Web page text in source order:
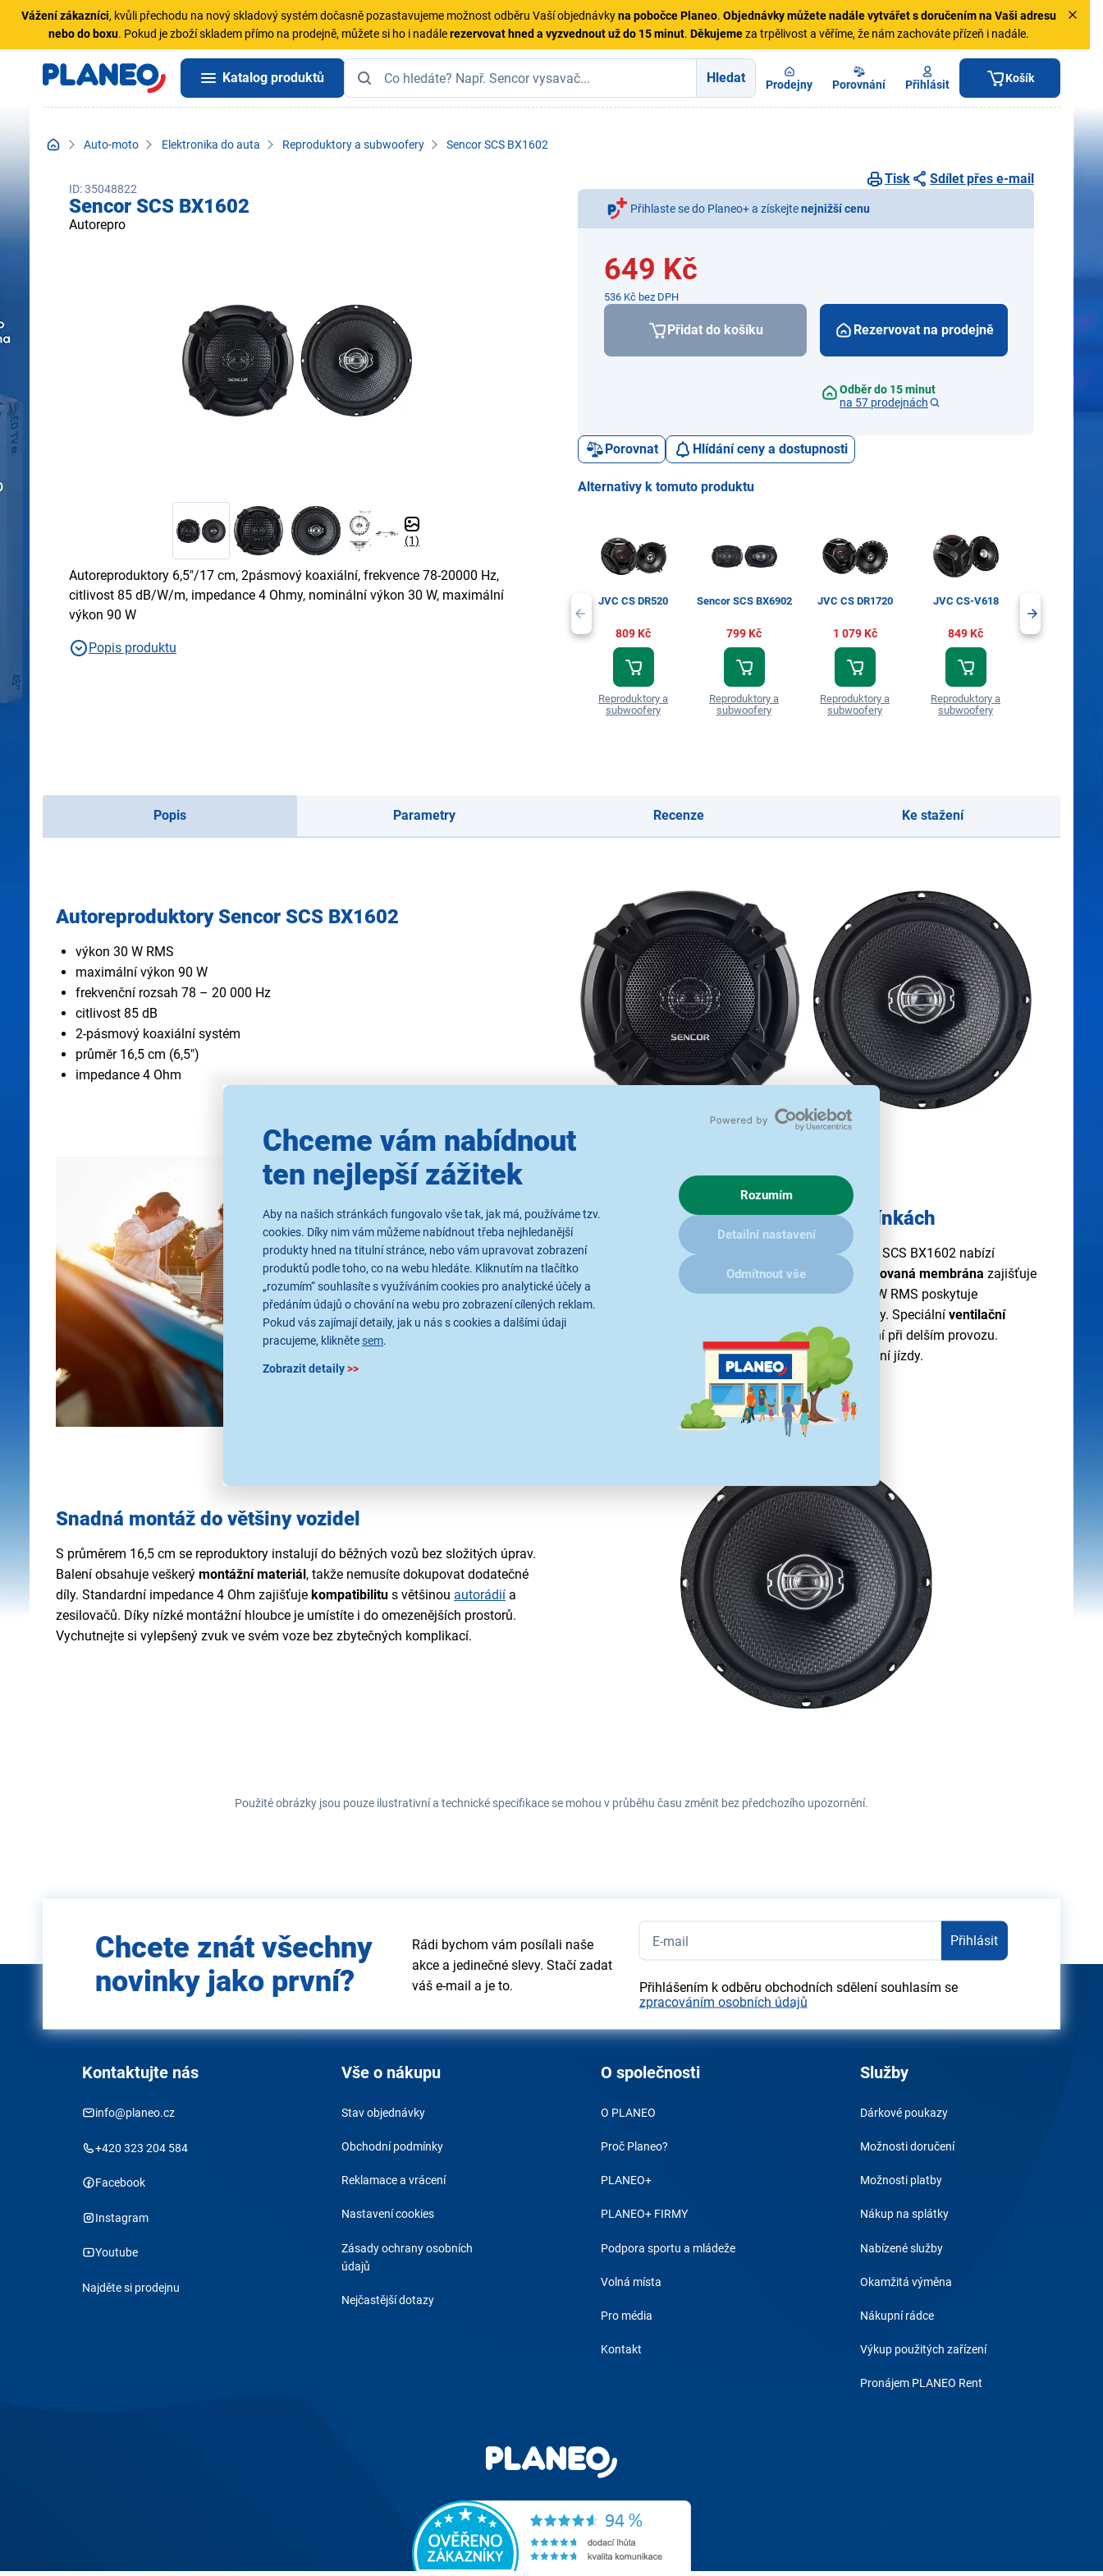
Chceme vám nabídnout
ten nejlepší zážitek
Aby na našich stránkách fungovalo vše tak, jak má, používáme tzv.
cookies. Díky nim vám můžeme nabídnout třeba nejhledanější
produkty hned na titulní stránce, nebo vám upravovat zobrazení
produktů podle toho, co na webu hledáte. Kliknutím na tlačítko
„rozumím“ souhlasíte s využíváním cookies pro analytické účely a
předáním údajů o chování na webu pro zobrazení cílených reklam.
Pokud vás zajímají detaily, jak u nás s cookies a dalšími údaji
pracujeme, klikněte sem.
Zobrazit detaily>>
Rozumím
Detailní nastavení
Odmítnout vše
Vážení zákazníci, kvůli přechodu na nový skladový systém dočasně pozastavujeme možnost odběru Vaší objednávkyna pobočce Planeo. Objednávkymůžete nadále vytvářet s doručením na Vaši adresu
nebo do boxu. Pokud je zboží skladem přímo na prodejně, můžete si ho i nadálerezervovat hned a vyzvednout už do 15 minut. Děkujemeza trpělivost a věříme, že nám zachováte přízeň i nadále.
Katalog produktů Hledat Prodejny Porovnání Přihlásit Košík
Auto-moto Elektronika do auta Reproduktory a subwoofery Sencor SCS BX1602
ID: 35048822
Sencor SCS BX1602
Autorepro
(1)
Autoreproduktory 6,5"/17 cm, 2pásmový koaxiální, frekvence 78-20000 Hz,
citlivost 85 dB/W/m, impedance 4 Ohmy, nominální výkon 30 W, maximální
výkon 90 W
Popis produktu
Tisk Sdílet přes e-mail
Přihlaste se do Planeo+ a získejtenejnižší cenu
649 Kč
536 Kč bez DPH
Přidat do košíku Rezervovat na prodejně
Odběr do 15 minut
na 57 prodejnách
Porovnat Hlídání ceny a dostupnosti
Alternativy k tomuto produktu
JVC CS DR520
809 Kč
Reproduktory a
subwoofery
Sencor SCS BX6902
799 Kč
Reproduktory a
subwoofery
JVC CS DR1720
1 079 Kč
Reproduktory a
subwoofery
JVC CS-V618
849 Kč
Reproduktory a
subwoofery
Popis Parametry Recenze Ke stažení
Autoreproduktory Sencor SCS BX1602
výkon 30 W RMS
maximální výkon 90 W
frekvenční rozsah 78 – 20 000 Hz
citlivost 85 dB
2-pásmový koaxiální systém
průměr 16,5 cm (6,5")
impedance 4 Ohm
Vyvážený zvuk i v náročných podmínkách
Díky 2-pásmovému systému
Sencor SCS BX1602 nabízí
vyvážený zvukový projev ve všech frekvencích.
Pogumovaná membrána zajišťuje
odolnost proti vlhkosti a dlouhou životnost. Výkon 30 W RMS poskytuje
dostatečnou hlasitost i kvalitu pro běžný poslech hudby. Speciální ventilační
ASV odvádí teplo z cívky a zabraňuje přehřívání při delším provozu.
Vyzkoušejte tyto spolehlivé reproduktory pro každodenní jízdy.
Snadná montáž do většiny vozidel
S průměrem 16,5 cm se reproduktory instalují do běžných vozů bez složitých úprav.
Balení obsahuje veškerý montážní materiál , takže nemusíte dokupovat dodatečné
díly. Standardní impedance 4 Ohm zajišťuje kompatibilitu s většinou autorádií a
zesilovačů. Díky nízké montážní hloubce je umístíte i do omezenějších prostorů.
Vychutnejte si vylepšený zvuk ve svém voze bez zbytečných komplikací.
Použité obrázky jsou pouze ilustrativní a technické specifikace se mohou v průběhu času změnit bez předchozího upozornění.
e-mail
Chcete znát všechny
novinky jako první?
Rádi bychom vám posílali naše
akce a jedinečné slevy. Stačí zadat
váš e-mail a je to.
Přihlásit
Přihlášením k odběru obchodních sdělení souhlasím se
zpracováním osobních údajů
Kontaktujte nás
info@planeo.cz
+420 323 204 584
Facebook
Instagram
Youtube
Najděte si prodejnu
Vše o nákupu
Stav objednávky
Obchodní podmínky
Reklamace a vrácení
Nastavení cookies
Zásady ochrany osobních
údajů
Nejčastější dotazy
O společnosti
O PLANEO
Proč Planeo?
PLANEO+
PLANEO+ FIRMY
Podpora sportu a mládeže
Volná místa
Pro média
Kontakt
Služby
Dárkové poukazy
Možnosti doručení
Možnosti platby
Nákup na splátky
Nabízené služby
Okamžitá výměna
Nákupní rádce
Výkup použitých zařízení
Pronájem PLANEO Rent